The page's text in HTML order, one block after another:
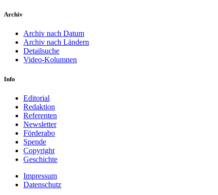
Archiv
Archiv nach Datum
Archiv nach Ländern
Detailsuche
Video-Kolumnen
Info
Editorial
Redaktion
Referenten
Newsletter
Förderabo
Spende
Copyright
Geschichte
Impressum
Datenschutz